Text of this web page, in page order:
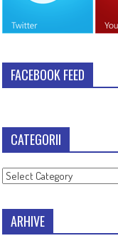
FACEBOOK FEED
CATEGORII
Categorii
ARHIVE